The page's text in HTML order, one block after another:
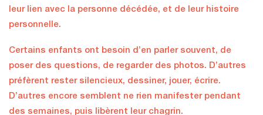
leur lien avec la personne décédée, et de leur histoire
personnelle.
Certains enfants ont besoin d’en parler souvent, de
poser des questions, de regarder des photos. D’autres
préfèrent rester silencieux, dessiner, jouer, écrire.
D’autres encore semblent ne rien manifester pendant
des semaines, puis libèrent leur chagrin.